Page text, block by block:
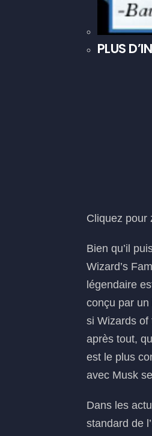
PLUS
Cliquez pour
Bien qu’il
Wizard’s
légendaire
conçu par
si Wizards of
après tout,
est le plus
avec Musk
Dans les
standard de